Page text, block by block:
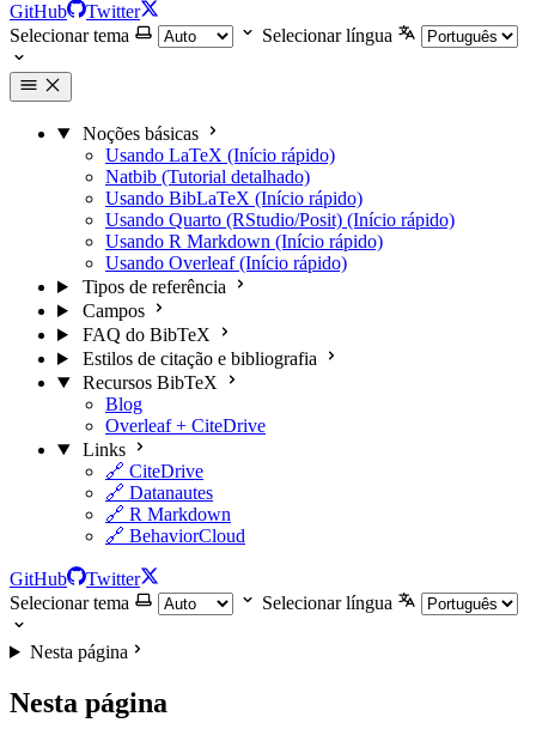
GitHub
Twitter
Selecionar tema
Selecionar língua
Noções básicas
Usando LaTeX (Início rápido)
Natbib (Tutorial detalhado)
Usando BibLaTeX (Início rápido)
Usando Quarto (RStudio/Posit) (Início rápido)
Usando R Markdown (Início rápido)
Usando Overleaf (Início rápido)
Tipos de referência
Campos
FAQ do BibTeX
Estilos de citação e bibliografia
Recursos BibTeX
Blog
Overleaf + CiteDrive
Links
🔗 CiteDrive
🔗 Datanautes
🔗 R Markdown
🔗 BehaviorCloud
GitHub
Twitter
Selecionar tema
Selecionar língua
Nesta página
Nesta página